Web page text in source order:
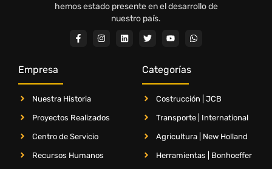
hemos estado presente en el desarrollo de
nuestro país.
Empresa
Nuestra Historia
Proyectos Realizados
Centro de Servicio
Recursos Humanos
Categorías
Costrucción | JCB
Transporte | International
Agricultura | New Holland
Herramientas | Bonhoeffer